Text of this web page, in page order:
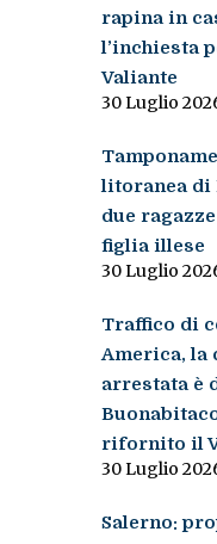
rapina in
l’inchiesta
Valiante
30 Luglio
litoranea di
due
figlia illese
30 Luglio
Traffico di
America, la
arrestata è
rifornito il
30 Luglio
Salerno: